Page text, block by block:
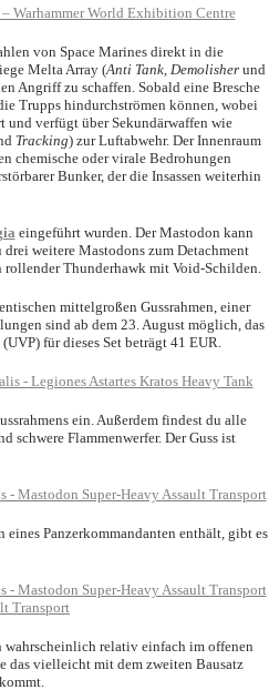
von Space Marines direkt in die
Melta Array (Anti Tank, Demolisherund
Angriff zu schaffen. Sobald eine Bresche
Trupps hindurchströmen können, wobei
und verfügt über Sekundärwaffen wie
Tracking) zur Luftabwehr. Der Innenraum
chemische oder virale Bedrohungen
Bunker, der die Insassen weiterhin
eingeführt wurden. Der Mastodon kann
weitere Mastodons zum Detachment
Thunderhawk mit Void-Schilden.
mittelgroßen Gussrahmen, einer
sind ab dem 23. August möglich, das
für dieses Set beträgt 41 EUR.
ein. Außerdem findest du alle
schwere Flammenwerfer. Der Guss ist
Panzerkommandanten enthält, gibt es
relativ einfach im offenen
das vielleicht mit dem zweiten Bausatz